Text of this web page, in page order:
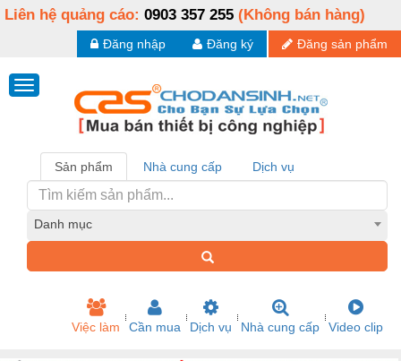
Liên hệ quảng cáo: 0903 357 255 (Không bán hàng)
Đăng sản phẩm
Đăng ký
Đăng nhập
Sản phẩm Nhà cung cấp Dịch vụ
Danh mục
Việc làm Cần mua Dịch vụ Nhà cung cấp Video clip